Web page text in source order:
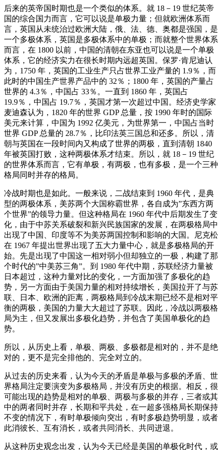
后来的英帝国时期也是一个类似的体系。就 18－19 世纪英帝
国的综合国力而言，它可以说是单极力量；但就欧洲体系而
言，英国从未统治过欧洲大陆，俄、法、德、奥都是强国，是
一个多极体系，英国是多极体系中的单极；而就整个世界体系
而言，在 1800 以前，中国的清朝在东亚也可以说是一个单极
体系，它的经济实力在很长时期内远超英国。保罗·肯尼迪认
为，1750 年，英国的工业生产只占世界工业产量的 1.9％，而
此时的中国生产世界产品中的 32％；1800 年，英国的产量占
世界的 4.3％，中国占 33％。一直到 1860 年，英国占
19.9％，中国占 19.7％，英国才第一次超过中国。经济史学家
麦迪森认为，1820 年的世界 GDP 总量，按 1990 年时的国际
美元来计算，中国为 1992 亿美元，为世界第一，中国占当时
世界 GDP 总量的 28.7％，比印法英三国总和还多。所以，清
朝与英国在一段时间内又构成了世界的两极，直到清朝 1840
年被英国打败，这种两极体系才结束。所以，就 18－19 世纪
的世界体系而言，它有单极，有两极，也有多极，是一个三种
格局同时并存的格局。
冷战时期也是如此。一般来说，二战结束到 1960 年代，是典
型的两极体系，美苏两个大国称霸世界，各自成为”东西方两
个世界”的领导力量。但这种格局在 1960 年代中后期发生了变
化，由于中苏关系破裂和新兴民族国家的发展，在两极格局中
出现了中国、印度等不为美苏两国控制和影响的大国。尼克松
在 1967 年提出世界出现了五大力量中心，就是多极格局的开
始。先是出现了中国这一相对弱小但却独立的一极，构建了那
个时代的”中美苏三角”。到 1980 年代中期，苏联经济力量被
日本超过，这种力量对比的变化，一方面加强了多极化的趋
势，另一方面由于美国力量的相对持续增长，美国拉开了与苏
联、日本、欧洲的距离，两极格局到冷战末期已经不是相对平
衡的两极，美国的力量大大超过了苏联。因此，冷战以两极格
局为主，但又发展出多极化趋势，并包含了美国单极化的趋
势。
所以，从历史上看，单极、两极、多极都是相对的，并不是绝
对的，更不是完全排他的、完全对立的。
从过去的历史来看，认为今天的矛盾是单极与多极的矛盾、世
界格局注定要演变为多极格局，并没有历史的根据。相反，很
可能出现的趋势是相对的单极、两极与多极的并存，三者或其
中的两者同时并存，长期和平共处，在一超多强格局长期保持
不变的情况下，有时单极倾向突出，有时多极趋势明显，或者
此消彼长、互有消长，或者共同消长、共同进退。
从这种历史观念出发，认为今天已经是美国的单极化时代，或